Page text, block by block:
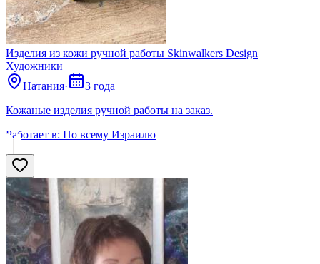
Изделия из кожи ручной работы Skinwalkers Design
Художники
Натания·
3 года
Кожаные изделия ручной работы на заказ.
Работает в: По всему Израилю